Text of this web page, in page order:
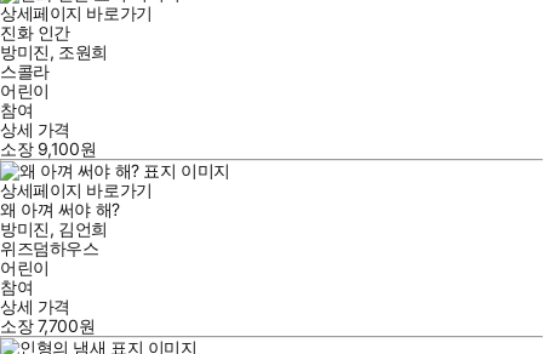
상세페이지 바로가기
진화 인간
방미진, 조원희
스콜라
어린이
참여
상세 가격
소장 9,100원
상세페이지 바로가기
왜 아껴 써야 해?
방미진, 김언희
위즈덤하우스
어린이
참여
상세 가격
소장7,700원